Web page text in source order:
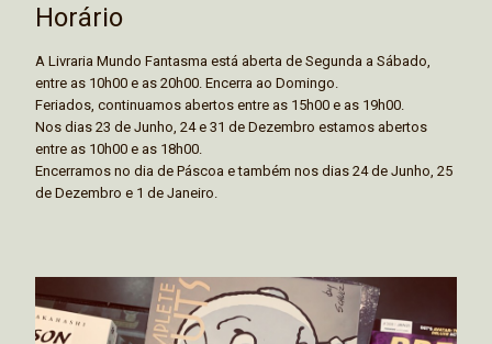
Horário
A Livraria Mundo Fantasma está aberta de Segunda a Sábado,
entre as 10h00 e as 20h00. Encerra ao Domingo.
Feriados, continuamos abertos entre as 15h00 e as 19h00.
Nos dias 23 de Junho, 24 e 31 de Dezembro estamos abertos
entre as 10h00 e as 18h00.
Encerramos no dia de Páscoa e também nos dias 24 de Junho, 25
de Dezembro e 1 de Janeiro.